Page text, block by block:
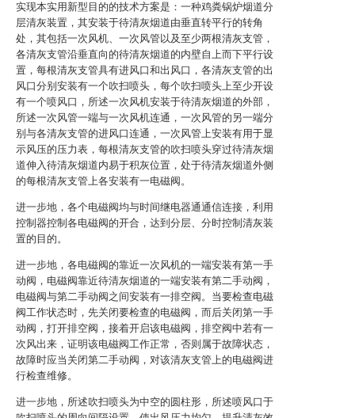
实现本实用新型目的的技术方案是：一种鸡粪锅炉烟道分
层清灰装置，其安装于待清灰烟道由垂直转平行的转角
处，其包括一次风机、一次风管以及至少两根清灰支管，
各清灰支管沿垂直向的待清灰烟道的内壁自上而下平行设
置，每根清灰支管具有进风口和出风口，各清灰支管的出
风口分别安装有一个吹扫喷头，每个吹扫喷头上至少开设
有一个喷风口，所述一次风机安装于待清灰烟道的外部，
所述一次风管一端与一次风机连通，一次风管的另一端分
别与各清灰支管的进风口连通，一次风管上安装有用于显
示风压的压力表，每根清灰支管的吹扫喷头穿过待清灰烟
道伸入待清灰烟道内易于积灰位置，处于待清灰烟道外侧
的每根清灰支管上各安装有一电磁阀。
进一步地，各个电磁阀均与时间继电器通通信连接，利用
控制器控制各电磁阀的开合，达到分层、分时控制清灰装
置的目的。
进一步地，各电磁阀的靠近一次风机的一端安装有第一手
动阀，电磁阀靠近待清灰烟道的一端安装有第二手动阀，
电磁阀与第二手动阀之间安装有一排空阀。当要检查电磁
阀工作状态时，先关闭要检查的电磁阀，而后关闭第一手
动阀，打开排空阀，接着开启该电磁阀，排空阀中若有一
次风出来，证明该电磁阀工作正常，否则属于故障状态，
故障时应当关闭第二手动阀，对该清灰支管上的电磁阀进
行检查维修。
进一步地，所述吹扫喷头为中空的圆柱形，所述喷风口于